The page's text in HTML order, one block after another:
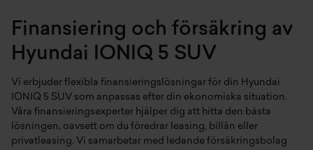
Finansiering och försäkring av
Hyundai IONIQ 5 SUV
Vi erbjuder flexibla finansieringslösningar för din Hyundai
IONIQ 5 SUV som anpassas efter din ekonomiska situation.
Våra finansieringsexperter hjälper dig att hitta den bästa
lösningen, oavsett om du föredrar leasing, billån eller
privatleasing. Vi samarbetar med ledande försäkringsbolag